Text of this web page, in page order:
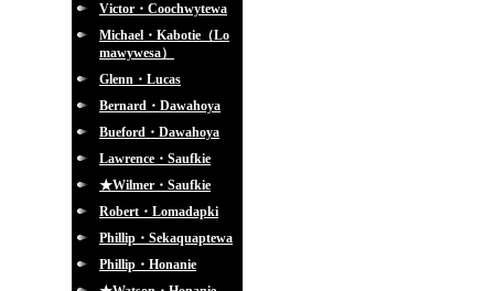
Victor・Coochwytewa
Michael・Kabotie（Lo
mawywesa）
Glenn・Lucas
Bernard・Dawahoya
Bueford・Dawahoya
Lawrence・Saufkie
★Wilmer・Saufkie
Robert・Lomadapki
Phillip・Sekaquaptewa
Phillip・Honanie